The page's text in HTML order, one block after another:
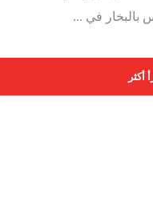
بالبخار في ...
أكثر